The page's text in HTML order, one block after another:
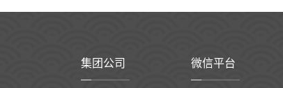
集团公司 微信平台